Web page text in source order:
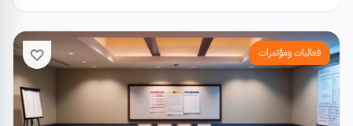
فعاليات ومؤتمرات